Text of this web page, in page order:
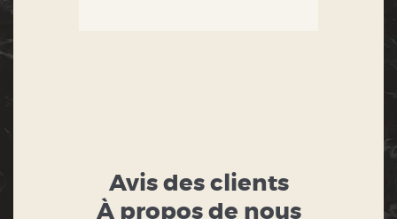
Avis des clients
À propos de nous